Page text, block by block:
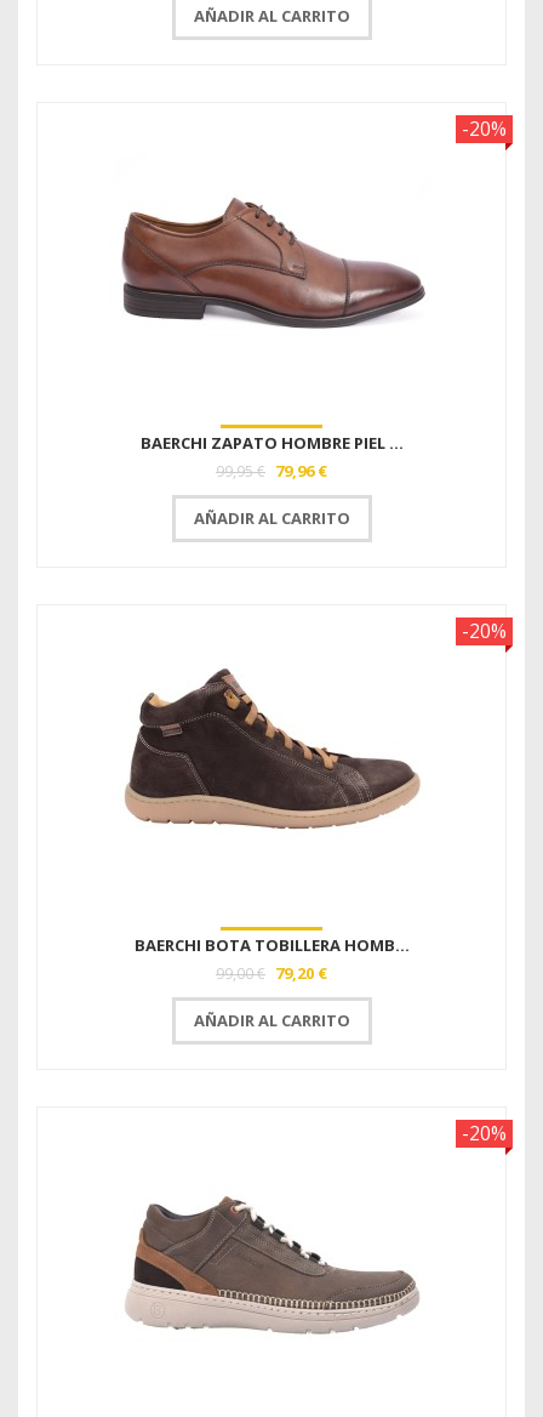
AÑADIR AL CARRITO
-20%
BAERCHI ZAPATO HOMBRE PIEL ...
99,95 € 79,96 €
AÑADIR AL CARRITO
-20%
BAERCHI BOTA TOBILLERA HOMB...
99,00 € 79,20 €
AÑADIR AL CARRITO
-20%